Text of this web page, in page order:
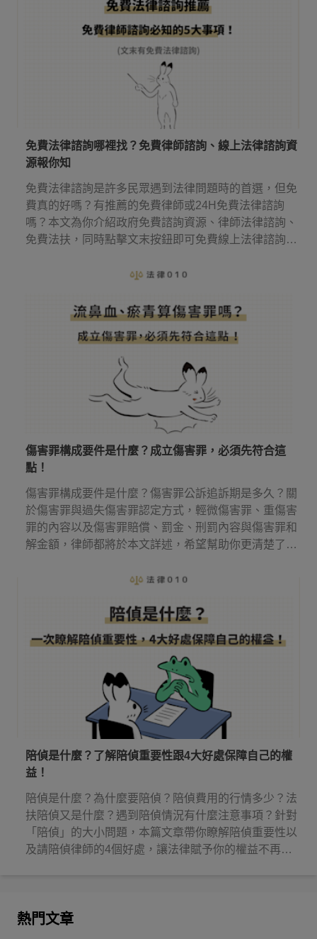
免費法律諮詢哪裡找？免費律師諮詢、線上法律諮詢資
源報你知
免費法律諮詢是許多民眾遇到法律問題時的首選，但免
費真的好嗎？有推薦的免費律師或24H免費法律諮詢
嗎？本文為你介紹政府免費諮詢資源、律師法律諮詢、
免費法扶，同時點擊文末按鈕即可免費線上法律諮詢，
傷害罪構成要件是什麼？成立傷害罪，必須先符合這
點！
傷害罪構成要件是什麼？傷害罪公訴追訴期是多久？關
於傷害罪與過失傷害罪認定方式，輕微傷害罪、重傷害
罪的內容以及傷害罪賠償、罰金、刑罰內容與傷害罪和
解金額，律師都將於本文詳述，希望幫助你更清楚了解
陪偵是什麼？了解陪偵重要性跟4大好處保障自己的權
益！
陪偵是什麼？為什麼要陪偵？陪偵費用的行情多少？法
扶陪偵又是什麼？遇到陪偵情況有什麼注意事項？針對
「陪偵」的大小問題，本篇文章帶你瞭解陪偵重要性以
及請陪偵律師的4個好處，讓法律賦予你的權益不再睡
熱門文章